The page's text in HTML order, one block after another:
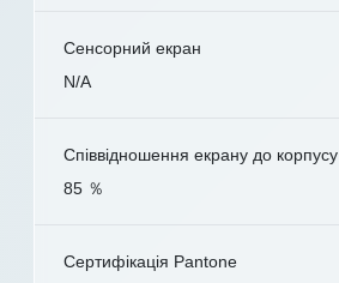
Сенсорний екран
N/A
Співвідношення екрану до корпусу
85 ％
Сертифікація Pantone